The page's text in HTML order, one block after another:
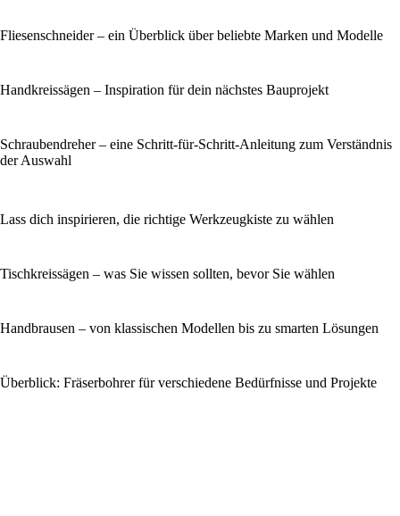
Fliesenschneider – ein Überblick über beliebte Marken und Modelle
Handkreissägen – Inspiration für dein nächstes Bauprojekt
Schraubendreher – eine Schritt-für-Schritt-Anleitung zum Verständnis
der Auswahl
Lass dich inspirieren, die richtige Werkzeugkiste zu wählen
Tischkreissägen – was Sie wissen sollten, bevor Sie wählen
Handbrausen – von klassischen Modellen bis zu smarten Lösungen
Überblick: Fräserbohrer für verschiedene Bedürfnisse und Projekte